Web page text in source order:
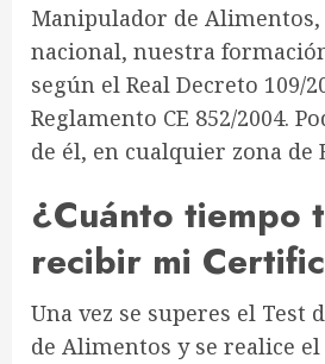
Manipulador de
nacional, nuestra
según el Real Decreto 109/
Reglamento CE 852/2004.
de él, en cualquier zona de
¿Cuánto tiempo
recibir mi
Una vez se superes el Test
de Alimentos y se realice el